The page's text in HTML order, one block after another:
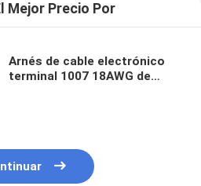
Mejor Precio Por
Arnés de cable electrónico
terminal 1007 18AWG de